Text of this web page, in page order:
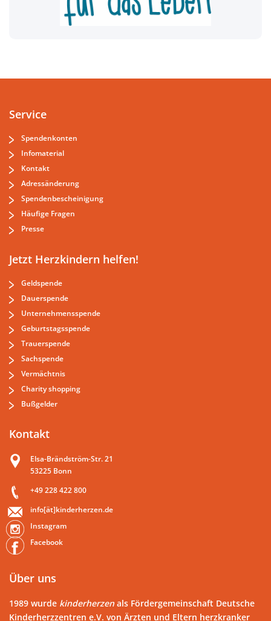
Service
Spendenkonten
Infomaterial
Kontakt
Adressänderung
Spendenbescheinigung
Häufige Fragen
Presse
Jetzt Herzkindern helfen!
Geldspende
Dauerspende
Unternehmensspende
Geburtstagsspende
Trauerspende
Sachspende
Vermächtnis
Charity shopping
Bußgelder
Kontakt
Elsa-Brändström-Str. 21
53225 Bonn
+49 228 422 800
info[ät]kinderherzen.de
Instagram
Facebook
Über uns
1989 wurde kinderherzen als Fördergemeinschaft Deutsche
Kinderherzzentren e.V. von Ärzten und Eltern herzkranker